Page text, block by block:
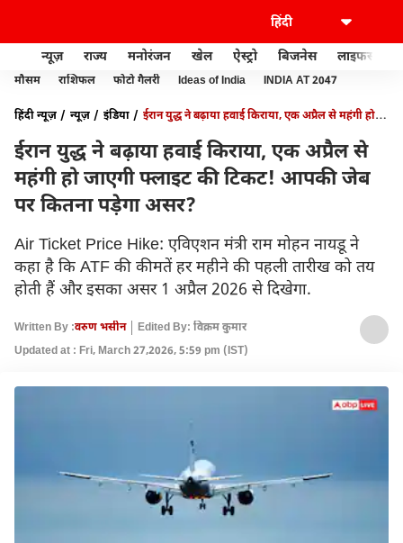
न्यूज़ राज्य मनोरंजन खेल ऐस्ट्रो बिजनेस लाइफस्टाइल
मौसम राशिफल फोटो गैलरी Ideas of India INDIA AT 2047
हिंदी न्यूज़ न्यूज़ इंडिया
ईरान युद्ध ने बढ़ाया हवाई किराया, एक अप्रैल से महंगी हो
ईरान युद्ध ने बढ़ाया हवाई किराया, एक अप्रैल से
महंगी हो जाएगी फ्लाइट की टिकट! आपकी जेब
पर कितना पड़ेगा असर?
Air Ticket Price Hike: एविएशन मंत्री राम मोहन नायडू ने
कहा है कि ATF की कीमतें हर महीने की पहली तारीख को तय
होती हैं और इसका असर 1 अप्रैल 2026 से दिखेगा.
Written By :वरुण भसीन
Edited By: विक्रम कुमार
Updated at : Fri, March 27,2026, 5:59 pm (IST)